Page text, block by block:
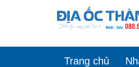
Trang chủ